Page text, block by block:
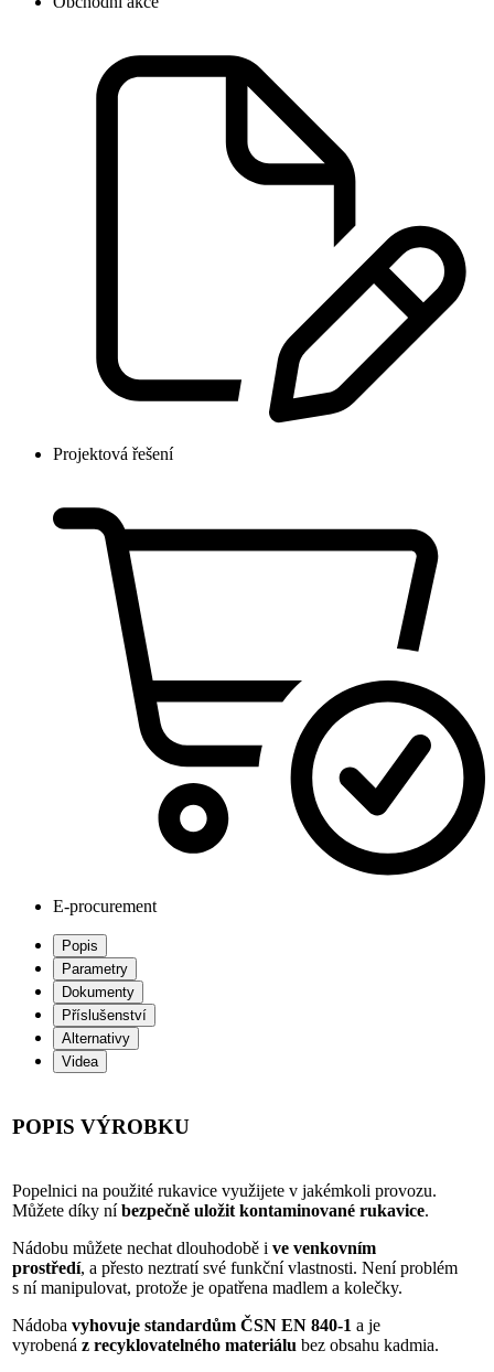
Projektová řešení
E-procurement
Popis
Parametry
Dokumenty
Příslušenství
Alternativy
Videa
POPIS VÝROBKU
Popelnici na použité rukavice využijete v jakémkoli provozu.
Můžete díky níbezpečně uložit kontaminované rukavice.
Nádobu můžete nechat dlouhodobě i ve venkovním
prostředí, a přesto neztratí své funkční vlastnosti. Není problém
s ní manipulovat, protože je opatřena madlem a kolečky.
Nádoba vyhovuje standardům ČSN EN 840-1 a je
vyrobená z recyklovatelného materiálu bez obsahu kadmia.